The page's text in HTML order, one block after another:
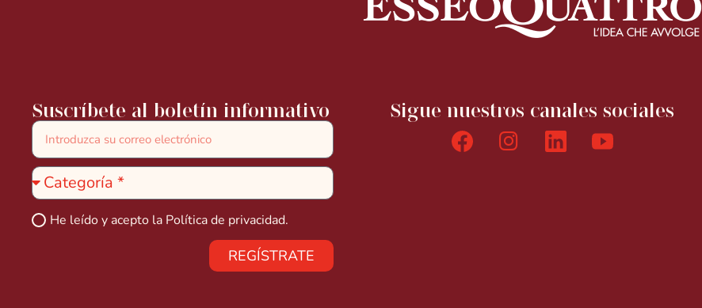
Suscríbete al boletín informativo
He leído y acepto la Política de privacidad.
REGÍSTRATE
Sigue nuestros canales sociales